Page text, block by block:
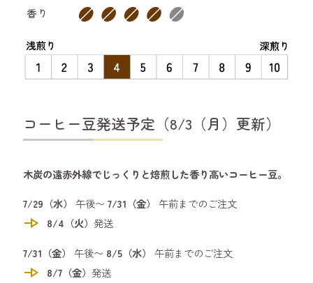
香り
コーヒー豆発送予定（8/3（月）更新）
木炭の遠赤外線でじっくりと焙煎した香り高いコーヒー豆。
7/29（水）
午後〜7/31（金） 午前までのご注文
line_end_arrow 8/4（火）発送
7/31（金） 午後〜 8/5（水） 午前までのご注文
line_end_arrow 8/7（金）発送